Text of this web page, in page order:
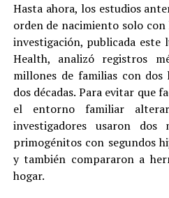
Hasta ahora, los estudios
orden de nacimiento solo con
investigación, publicada
Health, analizó registros
millones de familias con
dos décadas. Para evitar que
el entorno familiar
investigadores usaron dos
primogénitos con segundos
y también compararon a
hogar.